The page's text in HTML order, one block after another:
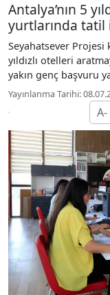
Antalya’nın 5
yurtlarında
Seyahatsever Projesi
yıldızlı otelleri
yakın genç başvuru
Yayınlanma Tarihi:
A-